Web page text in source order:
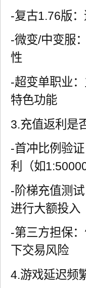
-复古1.76版
-微变/中变服
性
-超变单职业
特色功能
3.充值返利是
-首冲比例验
利（如
-阶梯充值测
进行大额投入
-第三方担保
下交易风险
4.游戏延迟频